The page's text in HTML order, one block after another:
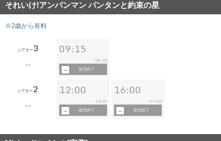
それいけ!アンパンマン パンタンと約束の星
※2歳から有料
シアター 3
62分
09:15
~ 10:25
販売終了
シアター2
62分
12:00
~ 13:10
販売終了
16:00
~ 17:10
販売終了